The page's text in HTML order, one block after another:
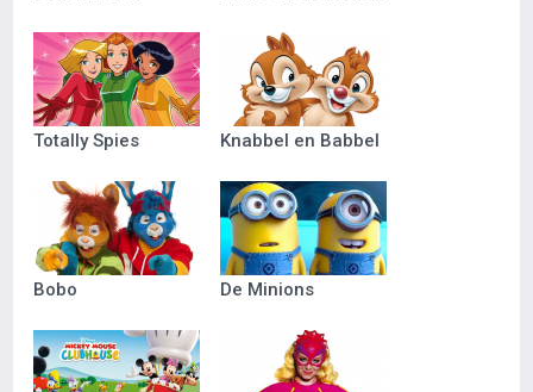
Totally Spies Knabbel en Babbel
Bobo De Minions